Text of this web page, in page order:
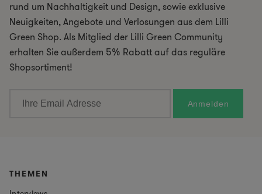
rund um Nachhaltigkeit und Design, sowie exklusive
Neuigkeiten, Angebote und Verlosungen aus dem Lilli
Green Shop. Als Mitglied der Lilli Green Community
erhalten Sie außerdem 5% Rabatt auf das reguläre
Shopsortiment!
THEMEN